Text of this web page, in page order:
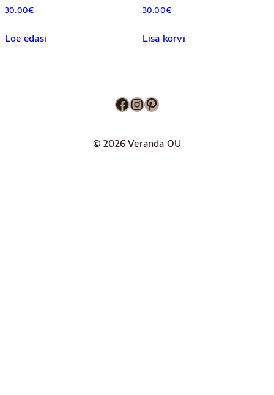
30.00€
Loe edasi
30.00€
Lisa korvi
Facebook
Instagram
Pinterest
© 2026 Veranda OÜ